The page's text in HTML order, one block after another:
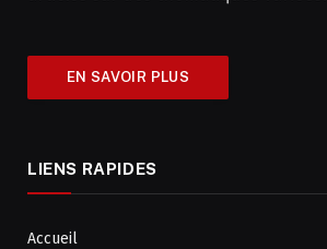
EN SAVOIR PLUS
LIENS RAPIDES
Accueil